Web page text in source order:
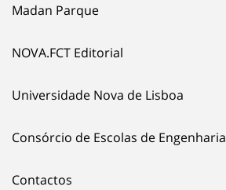
Madan Parque
NOVA.FCT Editorial
Universidade Nova de Lisboa
Consórcio de Escolas de Engenharia
Contactos